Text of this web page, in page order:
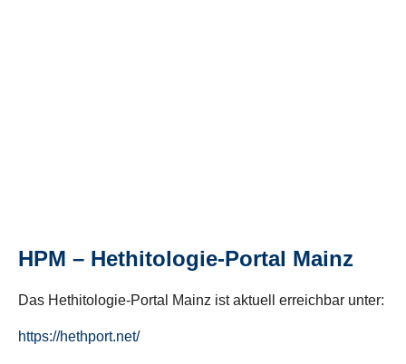
HPM – Hethitologie-Portal Mainz
Das Hethitologie-Portal Mainz ist aktuell erreichbar unter:
https://hethport.net/